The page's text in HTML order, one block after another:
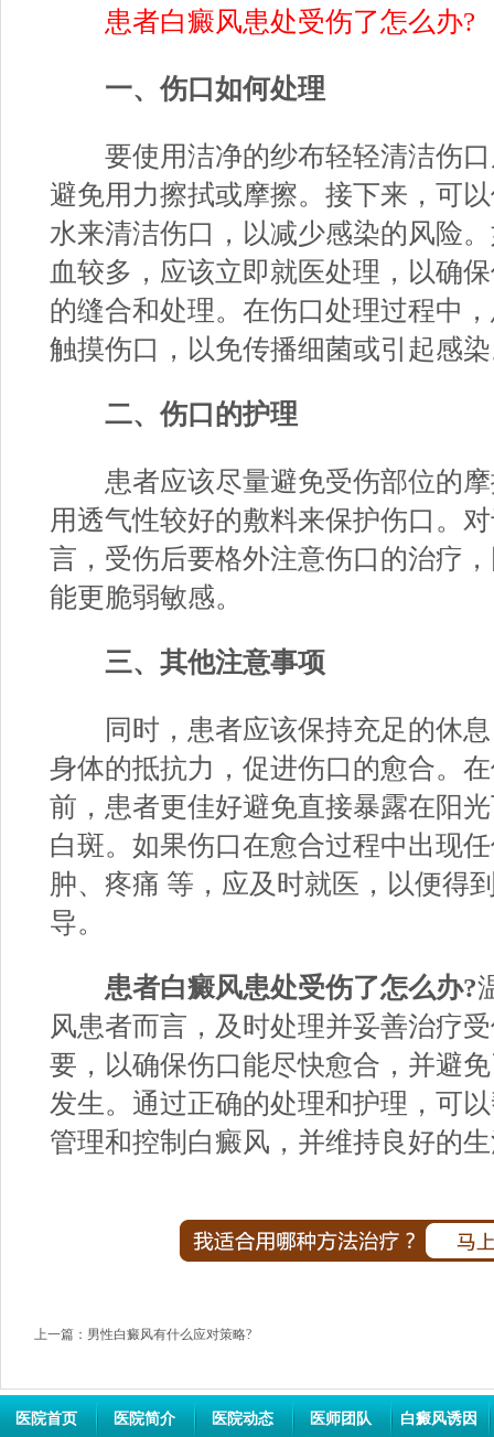
患者白癜风患处受伤了怎么办?
一、伤口如何处理
要使用洁净的纱布轻轻清洁伤口
避免用力擦拭或摩擦。接下来，可
水来清洁伤口，以减少感染的风险
血较多，应该立即就医处理，以确
的缝合和处理。在伤口处理过程中
触摸伤口，以免传播细菌或引起感
二、伤口的护理
患者应该尽量避免受伤部位的摩
用透气性较好的敷料来保护伤口。
言，受伤后要格外注意伤口的治疗
能更脆弱敏感。
三、其他注意事项
同时，患者应该保持充足的休息
身体的抵抗力，促进伤口的愈合。
前，患者更佳好避免直接暴露在阳
白斑。如果伤口在愈合过程中出现
肿、疼痛 等，应及时就医，以便得
导。
患者白癜风患处受伤了怎么办?
风患者而言，及时处理并妥善治疗
要，以确保伤口能尽快愈合，并避
发生。通过正确的处理和护理，可
管理和控制白癜风，并维持良好的
上一篇： 男性白癜风有什么应对策略?
医院首页 医院简介 医院动态 医师团队 白癜风诱因